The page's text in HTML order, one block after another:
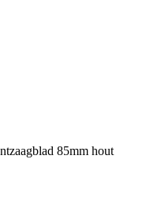
85mm hout